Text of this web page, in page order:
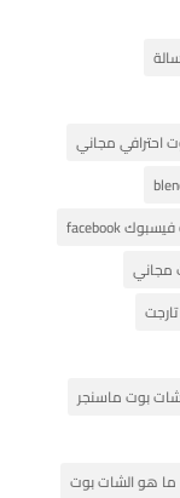
احترافي مجاني
شات بوت ماسنجر
ما هو الشات بوت